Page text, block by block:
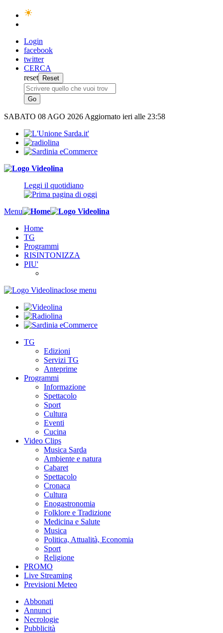
Login
facebook
twitter
CERCA
reset
SABATO 08 AGO 2026 Aggiornato ieri alle 23:58
Leggi il quotidiano
Menu
Home
TG
Programmi
RISINTONIZZA
PIU'
close menu
TG
Edizioni
Servizi TG
Anteprime
Programmi
Informazione
Spettacolo
Sport
Cultura
Eventi
Cucina
Video Clips
Musica Sarda
Ambiente e natura
Cabaret
Spettacolo
Cronaca
Cultura
Enogastronomia
Folklore e Tradizione
Medicina e Salute
Musica
Politica, Attualità, Economia
Sport
Religione
PROMO
Live Streaming
Previsioni Meteo
Abbonati
Annunci
Necrologie
Pubblicità